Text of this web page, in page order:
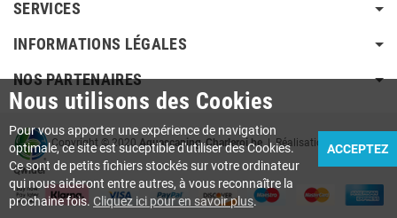
SERVICES
INFORMATIONS LÉGALES
NOS PARTENAIRES
Copyright © 2020Aquascaping-Charleroi.be| Réalisation Agence
Qwider
Nous utilisons des Cookies
Pour vous apporter une expérience de navigation
optimale, ce site est suceptible d'utiliser des Cookies.
Ce sont de petits fichiers stockés sur votre ordinateur
qui nous aideront entre autres, à vous reconnaître la
prochaine fois. Cliquez ici pour en savoir plus.
ACCEPTEZ